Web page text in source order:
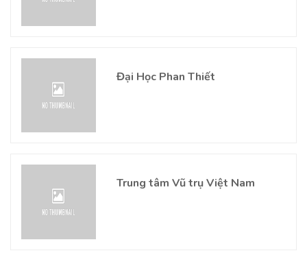
Đại Học Phan Thiết
Trung tâm Vũ trụ Việt Nam